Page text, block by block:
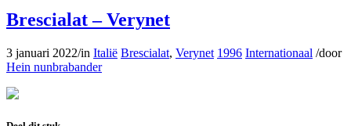
Brescialat – Verynet
3 januari 2022/in Italië Brescialat, Verynet 1996 Internationaal /door
Hein nunbrabander